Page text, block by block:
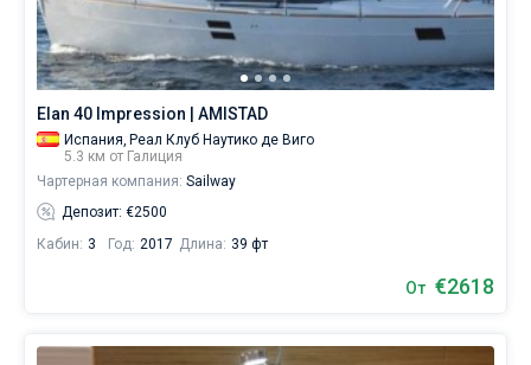
Elan 40 Impression | AMISTAD
Испания, Реал Клуб Наутико де Виго
5.3 км от Галиция
Чартерная компания: Sailway
Депозит: €2500
Кабин: 3 Год: 2017 Длина: 39 фт
От €2618